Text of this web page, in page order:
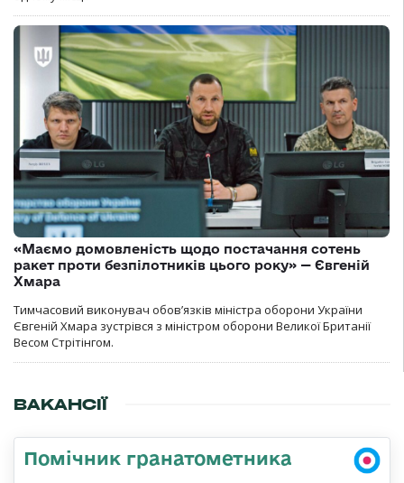
«Маємо домовленість щодо постачання сотень
ракет проти безпілотників цього року» — Євгеній
Хмара
Тимчасовий виконувач обов’язків міністра оборони України
Євгеній Хмара зустрівся з міністром оборони Великої Британії
Весом Стрітінгом.
ВАКАНСІЇ
Помічник гранатометника